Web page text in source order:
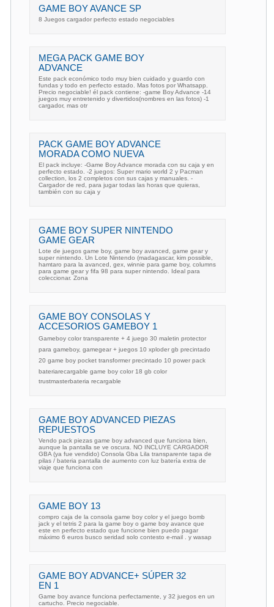
GAME BOY AVANCE SP
8 Juegos cargador perfecto estado negociables
MEGA PACK GAME BOY
ADVANCE
Este pack económico todo muy bien cuidado y guardo con
fundas y todo en perfecto estado. Mas fotos por Whatsapp.
Precio negociable! él pack contiene: -game Boy Advance -14
juegos muy entretenido y divertidos(nombres en las fotos) -1
cargador, mas otr
PACK GAME BOY ADVANCE
MORADA COMO NUEVA
El pack incluye: -Game Boy Advance morada con su caja y en
perfecto estado. -2 juegos: Super mario world 2 y Pacman
collection, los 2 completos con sus cajas y manuales. -
Cargador de red, para jugar todas las horas que quieras,
también con su caja y
GAME BOY SUPER NINTENDO
GAME GEAR
Lote de juegos game boy, game boy avanced, game gear y
super nintendo. Un Lote Nintendo (madagascar, kim possible,
hamtaro para la avanced, gex, winnie para game boy, columns
para game gear y fifa 98 para super nintendo. Ideal para
coleccionar. Zona
GAME BOY CONSOLAS Y
ACCESORIOS GAMEBOY 1
Gameboy color transparente + 4 juego 30 maletin protector
para gameboy, gamegear + juegos 10 xploder gb precintado
20 game boy pocket transformer precintado 10 power pack
bateriarecargable game boy color 18 gb color
trustmasterbateria recargable
GAME BOY ADVANCED PIEZAS
REPUESTOS
Vendo pack piezas game boy advanced que funciona bien,
aunque la pantalla se ve oscura. NO INCLUYE CARGADOR
GBA (ya fue vendido) Consola Gba Lila transparente tapa de
pilas / bateria pantalla de aumento con luz batería extra de
viaje que funciona con
GAME BOY 13
compro caja de la consola game boy color y el juego bomb
jack y el tetris 2 para la game boy o game boy avance que
este en perfecto estado que funcione bien puedo pagar
máximo 6 euros busco seridad solo contesto e-mail . y wasap
GAME BOY ADVANCE+ SÚPER 32
EN 1
Game boy avance funciona perfectamente, y 32 juegos en un
cartucho. Precio negociable.